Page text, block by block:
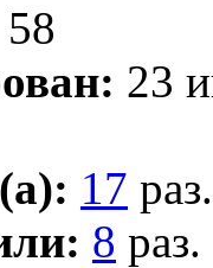
58
23
17 раз.
8 раз.